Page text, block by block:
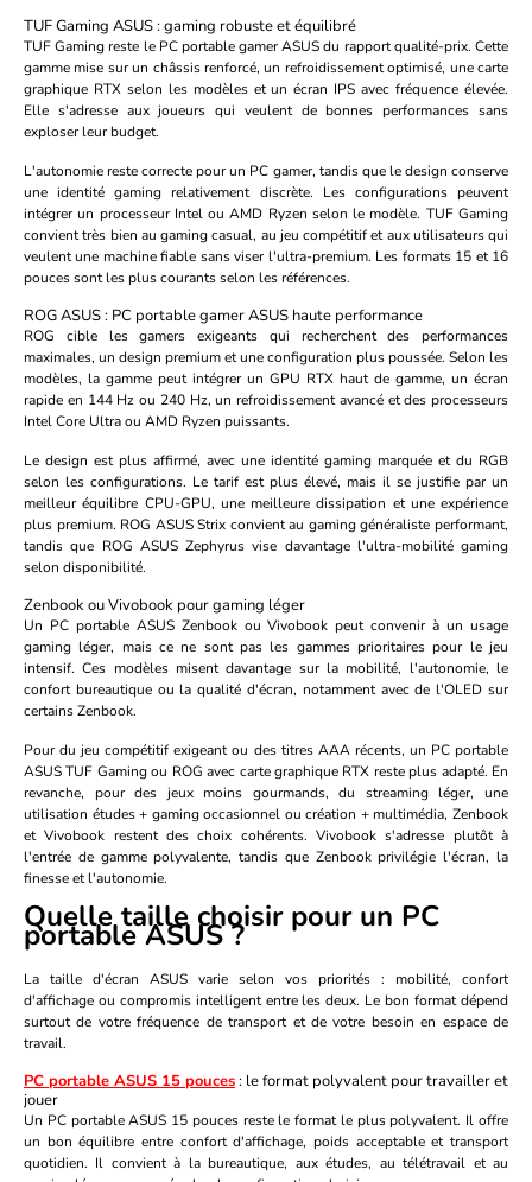
TUF Gaming ASUS : gaming robuste et équilibré
TUF Gaming reste le PC portable gamer ASUS du rapport qualité-prix. Cette
gamme mise sur un châssis renforcé, un refroidissement optimisé, une carte
graphique RTX selon les modèles et un écran IPS avec fréquence élevée.
Elle s'adresse aux joueurs qui veulent de bonnes performances sans
exploser leur budget.
L'autonomie reste correcte pour un PC gamer, tandis que le design conserve
une identité gaming relativement discrète. Les configurations peuvent
intégrer un processeur Intel ou AMD Ryzen selon le modèle. TUF Gaming
convient très bien au gaming casual, au jeu compétitif et aux utilisateurs qui
veulent une machine fiable sans viser l'ultra-premium. Les formats 15 et 16
pouces sont les plus courants selon les références.
ROG ASUS : PC portable gamer ASUS haute performance
ROG cible les gamers exigeants qui recherchent des performances
maximales, un design premium et une configuration plus poussée. Selon les
modèles, la gamme peut intégrer un GPU RTX haut de gamme, un écran
rapide en 144 Hz ou 240 Hz, un refroidissement avancé et des processeurs
Intel Core Ultra ou AMD Ryzen puissants.
Le design est plus affirmé, avec une identité gaming marquée et du RGB
selon les configurations. Le tarif est plus élevé, mais il se justifie par un
meilleur équilibre CPU-GPU, une meilleure dissipation et une expérience
plus premium. ROG ASUS Strix convient au gaming généraliste performant,
tandis que ROG ASUS Zephyrus vise davantage l'ultra-mobilité gaming
selon disponibilité.
Zenbook ou Vivobook pour gaming léger
Un PC portable ASUS Zenbook ou Vivobook peut convenir à un usage
gaming léger, mais ce ne sont pas les gammes prioritaires pour le jeu
intensif. Ces modèles misent davantage sur la mobilité, l'autonomie, le
confort bureautique ou la qualité d'écran, notamment avec de l'OLED sur
certains Zenbook.
Pour du jeu compétitif exigeant ou des titres AAA récents, un PC portable
ASUS TUF Gaming ou ROG avec carte graphique RTX reste plus adapté. En
revanche, pour des jeux moins gourmands, du streaming léger, une
utilisation études + gaming occasionnel ou création + multimédia, Zenbook
et Vivobook restent des choix cohérents. Vivobook s'adresse plutôt à
l'entrée de gamme polyvalente, tandis que Zenbook privilégie l'écran, la
finesse et l'autonomie.
Quelle taille choisir pour un PC
portable ASUS ?
La taille d'écran ASUS varie selon vos priorités : mobilité, confort
d'affichage ou compromis intelligent entre les deux. Le bon format dépend
surtout de votre fréquence de transport et de votre besoin en espace de
travail.
PC portable ASUS 15 pouces: le format polyvalent pour travailler et
jouer
Un PC portable ASUS 15 pouces reste le format le plus polyvalent. Il offre
un bon équilibre entre confort d'affichage, poids acceptable et transport
quotidien. Il convient à la bureautique, aux études, au télétravail et au